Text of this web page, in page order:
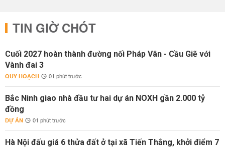
TIN GIỜ CHÓT
Cuối 2027 hoàn thành đường nối Pháp Vân - Cầu Giẽ với
Vành đai 3
QUY HOẠCH 01 phút trước
Bắc Ninh giao nhà đầu tư hai dự án NOXH gần 2.000 tỷ
đồng
DỰ ÁN 01 phút trước
Hà Nội đấu giá 6 thửa đất ở tại xã Tiến Thắng, khởi điểm 7